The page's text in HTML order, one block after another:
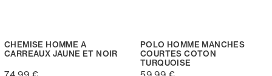
CHEMISE HOMME A
CARREAUX JAUNE ET NOIR
POLO HOMME MANCHES
COURTES COTON
TURQUOISE